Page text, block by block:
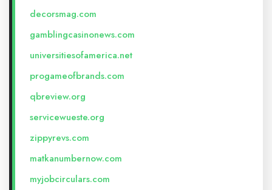
decorsmag.com
gamblingcasinonews.com
universitiesofamerica.net
progameofbrands.com
qbreview.org
servicewueste.org
zippyrevs.com
matkanumbernow.com
myjobcirculars.com